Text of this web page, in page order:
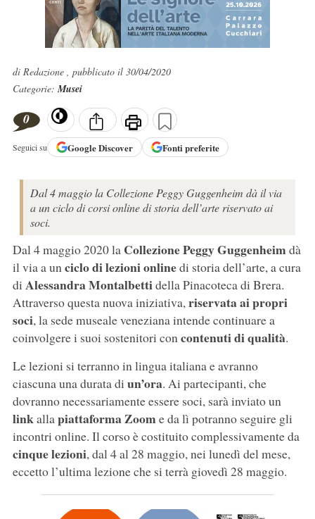
di Redazione , pubblicato il 30/04/2020
Categorie:Musei
0
Seguici su GoogleDiscover Fonti preferite
Dal 4 maggio la Collezione Peggy Guggenheim dà il via
a un ciclo di corsi online di storia dell’arte riservato ai
soci.
Dal 4 maggio 2020 la Collezione Peggy Guggenheimdà
il via a unciclo di lezioni onlinedi storia dell’arte, a cura
di Alessandra Montalbettidella Pinacoteca di Brera.
Attraverso questa nuova iniziativa,riservata ai propri
soci, la sede museale veneziana intende continuare a
coinvolgere i suoi sostenitori concontenuti di qualità.
Le lezioni si terranno in lingua italiana e avranno
ciascuna una durata di un’ora. Ai partecipanti, che
dovranno necessariamente essere soci, sarà inviato un
linkallapiattaforma Zoome da lì potranno seguire gli
incontri online. Il corso è costituito complessivamente da
cinque lezioni, dal 4 al 28 maggio, nei lunedì del mese,
eccetto l’ultima lezione che si terrà giovedì 28 maggio.